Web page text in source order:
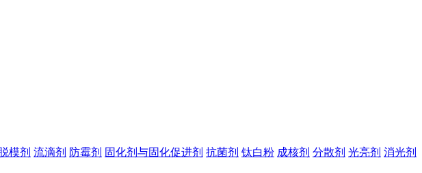
模剂 流滴剂 防霉剂 固化剂与固化促进剂 抗菌剂 钛白粉 成核剂 分散剂 光亮剂 消光剂